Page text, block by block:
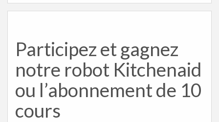
Participez et gagnez
notre robot Kitchenaid
ou l’abonnement de 10
cours